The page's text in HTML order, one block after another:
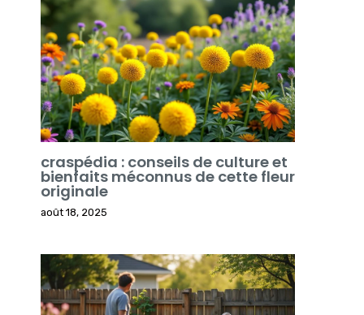
craspédia : conseils de culture et
bienfaits méconnus de cette fleur
originale
août 18, 2025